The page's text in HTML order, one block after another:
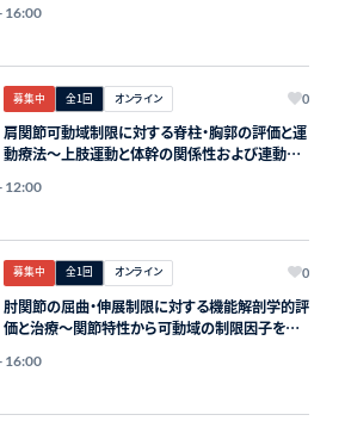
16:00
募集中 全1回 オンライン 0
肩関節可動域制限に対する脊柱・胸郭の評価と運
動療法〜上肢運動と体幹の関係性および連動
ーライフ】
12:00
募集中 全1回 オンライン 0
肘関節の屈曲・伸展制限に対する機能解剖学的評
価と治療～関節特性から可動域の制限因子を見
フォーライフ】
16:00